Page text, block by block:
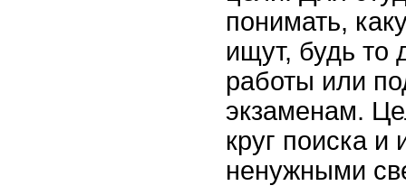
понимать,
ищут, будь то
работы или
экзаменам.
круг поиска и
ненужными